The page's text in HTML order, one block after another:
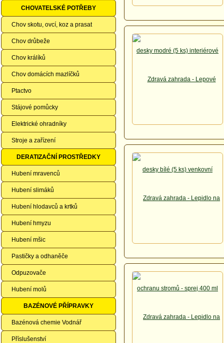
CHOVATELSKÉ POTŘEBY
Chov skotu, ovcí, koz a prasat
Chov drůbeže
Chov králíků
Chov domácích mazlíčků
Ptactvo
Stájové pomůcky
Elektrické ohradníky
Stroje a zařízení
DERATIZAČNÍ PROSTŘEDKY
Hubení mravenců
Hubení slimáků
Hubení hlodavců a krtků
Hubení hmyzu
Hubení mšic
Pastičky a odhaněče
Odpuzovače
Hubení molů
BAZÉNOVÉ PŘÍPRAVKY
Bazénová chemie Vodnář
Příslušenství